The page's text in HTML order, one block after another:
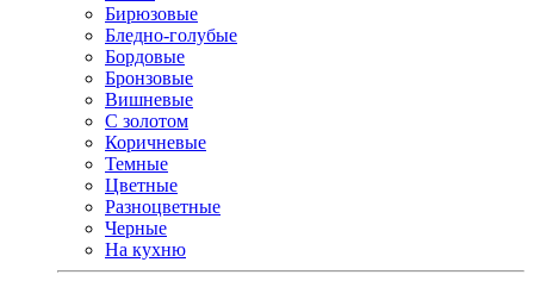
Бирюзовые
Бледно-голубые
Бордовые
Бронзовые
Вишневые
С золотом
Коричневые
Темные
Цветные
Разноцветные
Черные
На кухню